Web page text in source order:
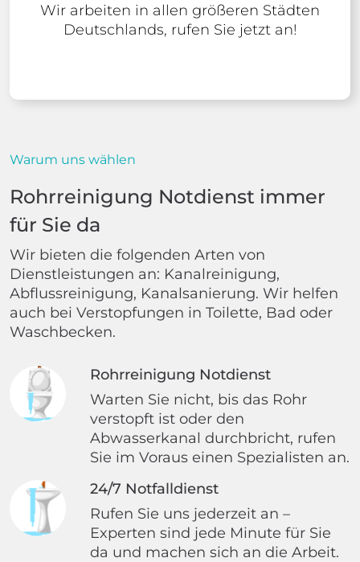
Wir arbeiten in allen größeren Städten
Deutschlands, rufen Sie jetzt an!
Warum uns wählen
Rohrreinigung Notdienst immer
für Sie da
Wir bieten die folgenden Arten von
Dienstleistungen an: Kanalreinigung,
Abflussreinigung, Kanalsanierung. Wir helfen
auch bei Verstopfungen in Toilette, Bad oder
Waschbecken.
Rohrreinigung Notdienst
Warten Sie nicht, bis das Rohr
verstopft ist oder den
Abwasserkanal durchbricht, rufen
Sie im Voraus einen Spezialisten an.
24/7 Notfalldienst
Rufen Sie uns jederzeit an –
Experten sind jede Minute für Sie
da und machen sich an die Arbeit.